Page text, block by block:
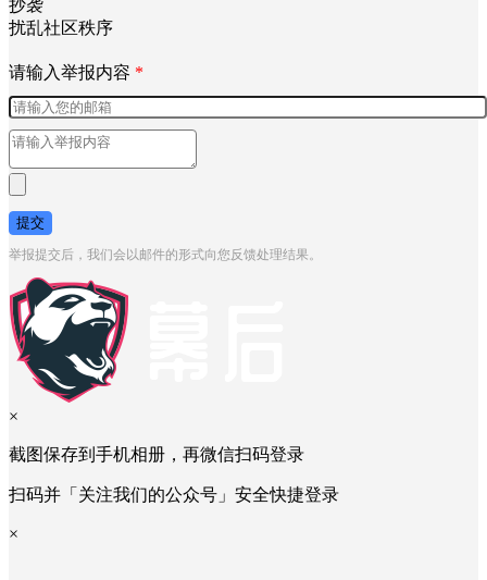
抄袭
扰乱社区秩序
请输入举报内容 *
提交
举报提交后，我们会以邮件的形式向您反馈处理结果。
×
截图保存到手机相册，再微信扫码登录
扫码并「关注我们的公众号」安全快捷登录
×